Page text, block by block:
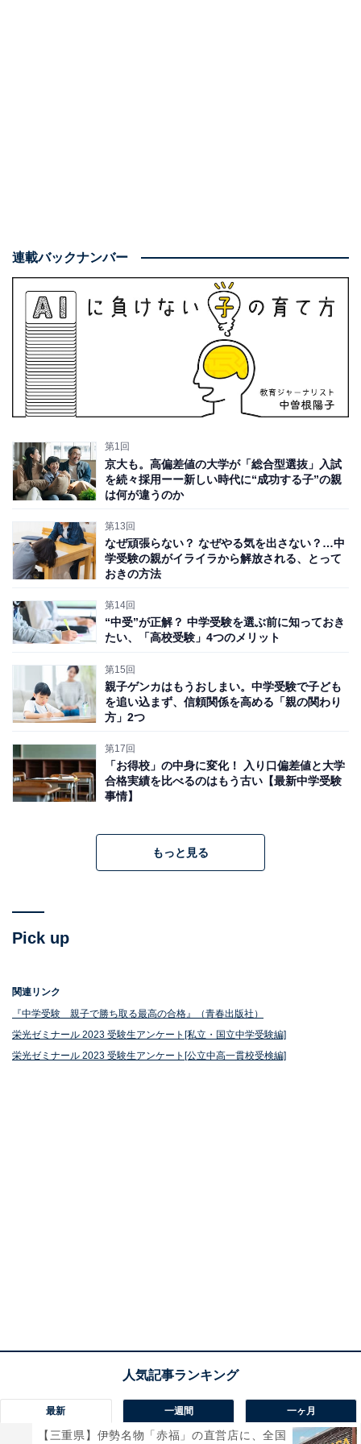
連載バックナンバー
第1回
京大も。高偏差値の大学が「総合型選抜」入試
を続々採用ーー新しい時代に“成功する子”の親
は何が違うのか
第13回
なぜ頑張らない？ なぜやる気を出さない？…中
学受験の親がイライラから解放される、とって
おきの方法
第14回
“中受”が正解？ 中学受験を選ぶ前に知っておき
たい、「高校受験」4つのメリット
第15回
親子ゲンカはもうおしまい。中学受験で子ども
を追い込まず、信頼関係を高める「親の関わり
方」2つ
第17回
「お得校」の中身に変化！ 入り口偏差値と大学
合格実績を比べるのはもう古い【最新中学受験
事情】
もっと見る
Pick up
関連リンク
『中学受験 親子で勝ち取る最高の合格』（青春出版社）
栄光ゼミナール 2023 受験生アンケート[私立・国立中学受験編]
栄光ゼミナール 2023 受験生アンケート[公立中高一貫校受検編]
最新 一週間 一ヶ月
【三重県】伊勢名物「赤福」の直営店に、全国